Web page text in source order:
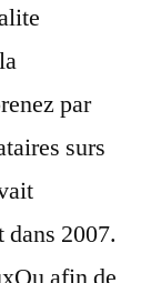
par
surs
2007.